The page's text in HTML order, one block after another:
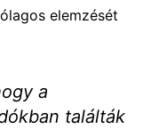
elemzését
a
találták